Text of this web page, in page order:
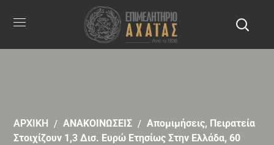
ΑΡΧΙΚΗ ΑΝΑΚΟΙΝΩΣΕΙΣ
Απομιμήσεις, Πειρατεία
Στοιχίζουν 1,3 Δισ. Ευρώ Ετησίως Στην Ελλάδα, 60